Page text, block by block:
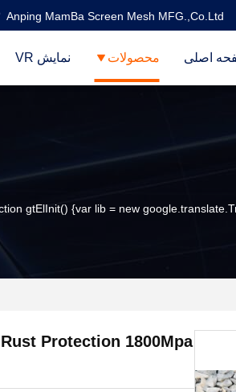
Anping MamBa Screen Mesh MFG.,Co.Ltd
اصلی محصولات نمایش VR
gtElInit() {var lib = new